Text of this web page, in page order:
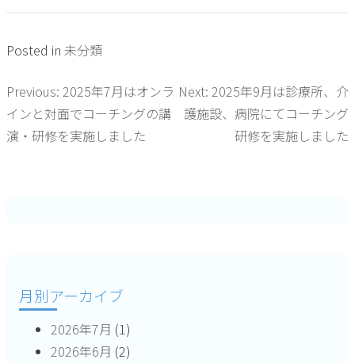
Posted in 未分類
投
稿
シ
Previous: 2025年7月はオンラ
インと対面でコーチングの講
演・研修を実施しました
Next: 2025年9月は診療所、介
護施設、病院にてコーチング
研修を実施しました
月別アーカイブ
2026年7月 (1)
2026年6月 (2)